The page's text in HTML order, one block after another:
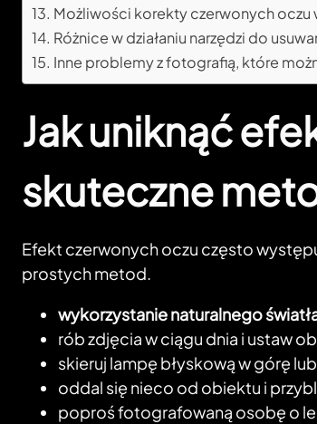
Możliwości korekty czerwonych oczu
Różnice w działaniu narzędzi do
Inne problemy z fotografią, które
Jak uniknąć
skuteczne
Efekt czerwonych oczu często
prostych metod.
wykorzystanie naturalnego
rób zdjęcia w ciągu dnia i ustaw
skieruj lampę błyskową w górę
oddal się nieco od obiektu i
poproś fotografowaną osobę o